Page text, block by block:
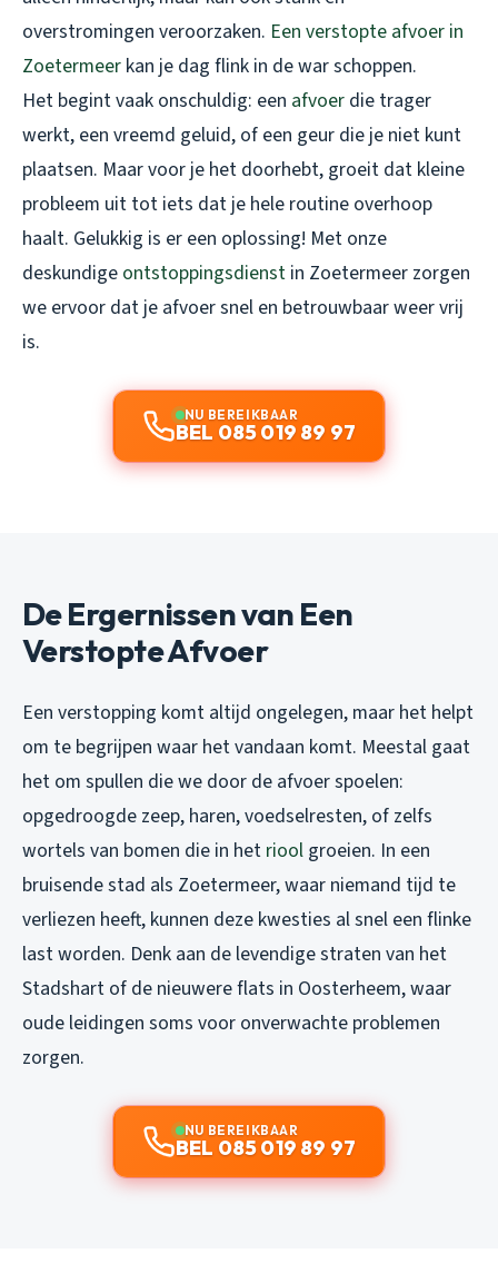
overstromingen veroorzaken. Een verstopte afvoer in
Zoetermeer kan je dag flink in de war schoppen.
Het begint vaak onschuldig: een afvoer die trager
werkt, een vreemd geluid, of een geur die je niet kunt
plaatsen. Maar voor je het doorhebt, groeit dat kleine
probleem uit tot iets dat je hele routine overhoop
haalt. Gelukkig is er een oplossing! Met onze
deskundige ontstoppingsdienst in Zoetermeer zorgen
we ervoor dat je afvoer snel en betrouwbaar weer vrij
is.
NU BEREIKBAAR
BEL 085 019 89 97
De Ergernissen van Een
Verstopte Afvoer
Een verstopping komt altijd ongelegen, maar het helpt
om te begrijpen waar het vandaan komt. Meestal gaat
het om spullen die we door de afvoer spoelen:
opgedroogde zeep, haren, voedselresten, of zelfs
wortels van bomen die in het riool groeien. In een
bruisende stad als Zoetermeer, waar niemand tijd te
verliezen heeft, kunnen deze kwesties al snel een flinke
last worden. Denk aan de levendige straten van het
Stadshart of de nieuwere flats in Oosterheem, waar
oude leidingen soms voor onverwachte problemen
zorgen.
NU BEREIKBAAR
BEL 085 019 89 97